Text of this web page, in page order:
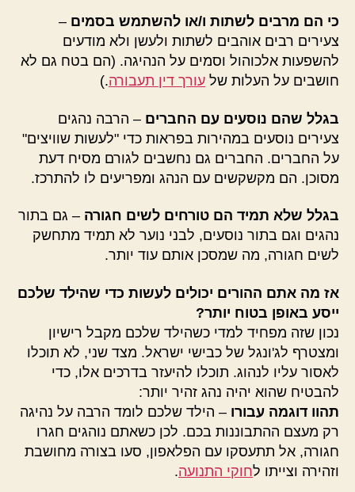
כי הם מרבים לשתות ו/או להשתמש בסמים –
צעירים רבים אוהבים לשתות ולעשן ולא מודעים
להשפעות אלכוהול וסמים על הנהיגה. (הם בטח גם לא
חושבים על העלות של עורך דין תעבורה.)
בגלל שהם נוסעים עם החברים – הרבה נהגים
צעירים נוסעים במהירות בפראות כדי "לעשות שוויצים"
על החברים. החברים גם נחשבים לגורם מסיח דעת
מסוכן. הם מקשקשים עם הנהג ומפריעים לו להתרכז.
בגלל שלא תמיד הם טורחים לשים חגורה – גם בתור
נהגים וגם בתור נוסעים, לבני נוער לא תמיד מתחשק
לשים חגורה, מה שמסכן אותם עוד יותר.
אז מה אתם ההורים יכולים לעשות כדי שהילד שלכם
ייסע באופן בטוח יותר?
נכון שזה מפחיד למדי כשהילד שלכם מקבל רישיון
ומצטרף לג'ונגל של כבישי ישראל. מצד שני, לא תוכלו
לאסור עליו לנהוג. תוכלו להיעזר בדרכים אלו, כדי
להבטיח שהוא יהיה נהג זהיר יותר:
תהוו דוגמה עבורו – הילד שלכם לומד הרבה על נהיגה
רק מעצם ההתבוננות בכם. לכן כשאתם נוהגים חגרו
חגורה, אל תתעסקו עם הפלאפון, סעו בצורה מחושבת
וזהירה וצייתו לחוקי התנועה.